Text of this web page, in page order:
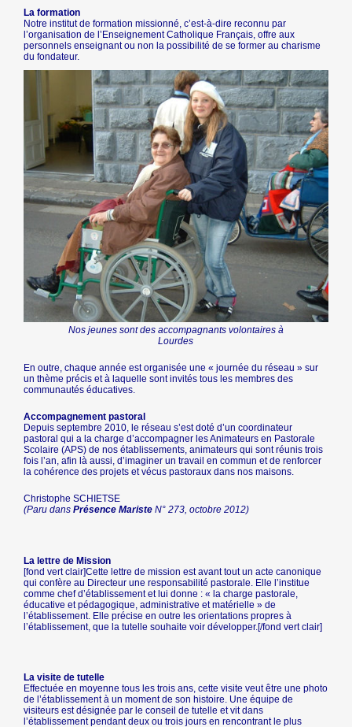
La formation
Notre institut de formation missionné, c’est-à-dire reconnu par
l’organisation de l’Enseignement Catholique Français, offre aux
personnels enseignant ou non la possibilité de se former au charisme
du fondateur.
Nos jeunes sont des accompagnants volontaires à
Lourdes
En outre, chaque année est organisée une « journée du réseau » sur
un thème précis et à laquelle sont invités tous les membres des
communautés éducatives.
Accompagnement pastoral
Depuis septembre 2010, le réseau s’est doté d’un coordinateur
pastoral qui a la charge d’accompagner les Animateurs en Pastorale
Scolaire (APS) de nos établissements, animateurs qui sont réunis trois
fois l’an, afin là aussi, d’imaginer un travail en commun et de renforcer
la cohérence des projets et vécus pastoraux dans nos maisons.
Christophe SCHIETSE
(Paru dansPrésence Mariste N° 273, octobre 2012)
La lettre de Mission
[fond vert clair]Cette lettre de mission est avant tout un acte canonique
qui confère au Directeur une responsabilité pastorale. Elle l’institue
comme chef d’établissement et lui donne : « la charge pastorale,
éducative et pédagogique, administrative et matérielle » de
l’établissement. Elle précise en outre les orientations propres à
l’établissement, que la tutelle souhaite voir développer.[/fond vert clair]
La visite de tutelle
Effectuée en moyenne tous les trois ans, cette visite veut être une photo
de l’établissement à un moment de son histoire. Une équipe de
visiteurs est désignée par le conseil de tutelle et vit dans
l’établissement pendant deux ou trois jours en rencontrant le plus